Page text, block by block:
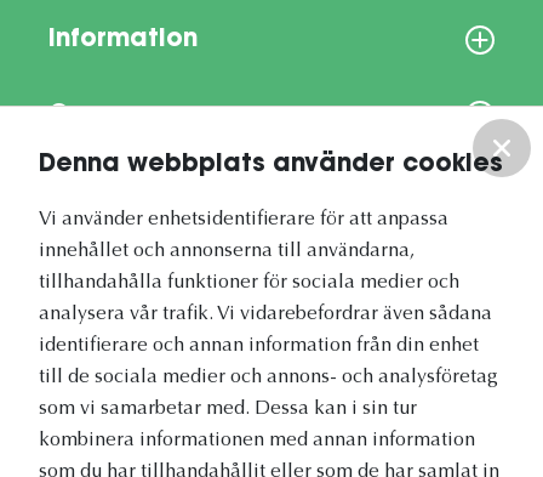
Denna webbplats använder cookies
Vi använder enhetsidentifierare för att anpassa
innehållet och annonserna till användarna,
tillhandahålla funktioner för sociala medier och
analysera vår trafik. Vi vidarebefordrar även sådana
identifierare och annan information från din enhet
till de sociala medier och annons- och analysföretag
som vi samarbetar med. Dessa kan i sin tur
kombinera informationen med annan information
som du har tillhandahållit eller som de har samlat in
Information
Vetapotek.se är en del av
Evidensia Djursjukvård